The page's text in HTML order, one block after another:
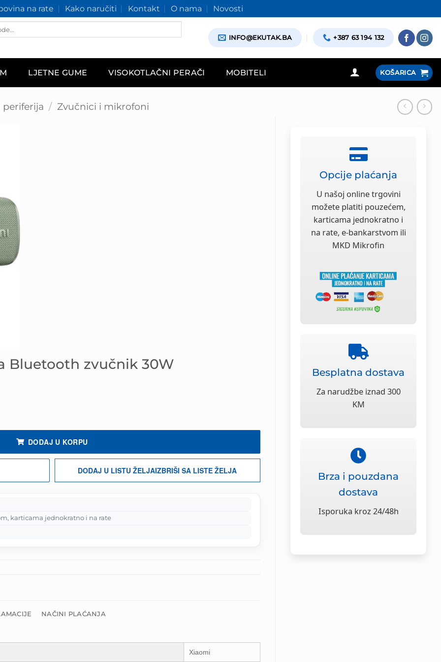
na rate Kako naručiti Kontakt O nama Novosti
INFO@EKUTAK.BA +387 63 194 132
LJETNE GUME VISOKOTLAČNI PERAČI MOBITELI KOŠARICA
periferija / Zvučnici i mikrofoni
Opcije plaćanja
U našoj online trgovini
možete platiti pouzećem,
karticama jednokratno i
na rate, e-bankarstvom ili
MKD Mikrofin
Besplatna dostava
Za narudžbe iznad 300
KM
Brza i pouzdana
dostava
Isporuka kroz 24/48h
Bluetooth zvučnik 30W
DODAJ U KORPU
DODAJ U LISTU ŽELJAIZBRIŠI SA LISTE ŽELJA
karticama jednokratno i na rate
NAČINI PLAĆANJA
Xiaomi